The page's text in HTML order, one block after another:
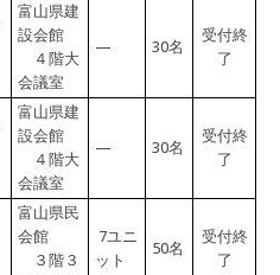
富山県建
設会館
４階大
会議室
— 30名
受付終
了
富山県建
設会館
４階大
会議室
— 30名
受付終
了
富山県民
会館
３階３
7ユニ
ット
50名
受付終
了